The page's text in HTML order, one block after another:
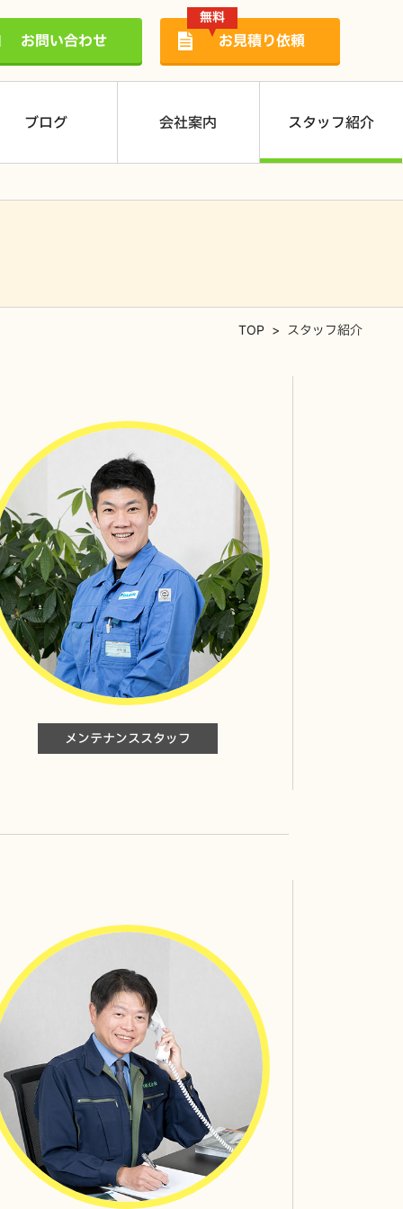
お問い合わせ
無料
お見積り依頼
エコキュート
ブログ 会社案内 スタッフ紹介
TOP > スタッフ紹介
メンテナンススタッフ